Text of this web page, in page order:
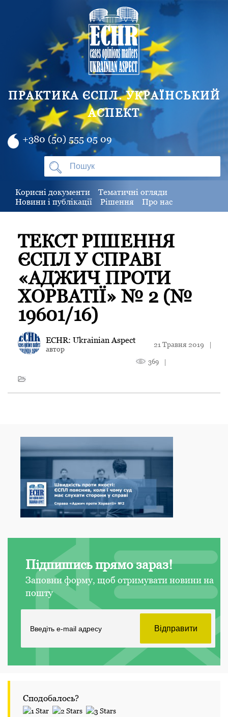
ПРАКТИКА ЄСПЛ. УКРАЇНСЬКИЙ
АСПЕКТ
+380 (50) 555 05 09
Корисні документи
Тематичні огляди
Новини і публікації
Рішення Про нас
ТЕКСТ РІШЕННЯ
ЄСПЛ У СПРАВІ
«АДЖИЧ ПРОТИ
ХОРВАТІЇ» № 2 (№
19601/16)
ECHR: Ukrainian Aspect
автор
21 Травня 2019 |
369 |
Підпишись прямо зараз!
Заповни форму, щоб отримувати новини на
пошту
Сподобалось?